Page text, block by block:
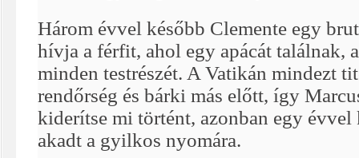
Három évvel később Clemente egy
hívja a férfit, ahol egy apácát találnak,
minden testrészét. A Vatikán mindezt
rendőrség és bárki más előtt, így
kiderítse mi történt, azonban egy
akadt a gyilkos nyomára.